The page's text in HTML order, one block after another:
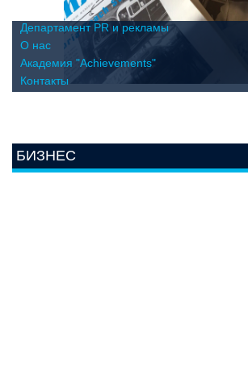
Департамент PR и рекламы
О нас
Академия "Achievements"
Контакты
БИЗНЕС